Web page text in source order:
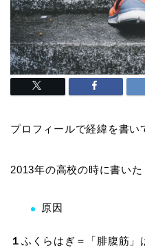
プロフィールで経緯を書い
2013年の高校の時に書いた
原因
１ ふくらはぎ＝「腓腹筋」